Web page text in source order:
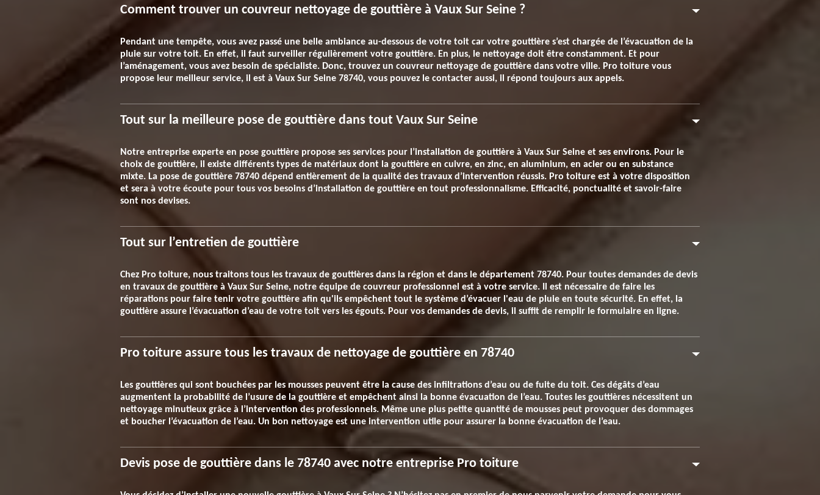
Comment trouver un couvreur nettoyage de gouttière à Vaux Sur Seine ?
Pendant une tempête, vous avez passé une belle ambiance au-dessous de votre toit car votre gouttière s’est chargée de l’évacuation de la
pluie sur votre toit. En effet, il faut surveiller régulièrement votre gouttière. En plus, le nettoyage doit être constamment. Et pour
l’aménagement, vous avez besoin de spécialiste. Donc, trouvez un couvreur nettoyage de gouttière dans votre ville. Pro toiture vous
propose leur meilleur service, il est à Vaux Sur Seine 78740, vous pouvez le contacter aussi, il répond toujours aux appels.
Tout sur la meilleure pose de gouttière dans tout Vaux Sur Seine
Notre entreprise experte en pose gouttière propose ses services pour l’installation de gouttière à Vaux Sur Seine et ses environs. Pour le
choix de gouttière, il existe différents types de matériaux dont la gouttière en cuivre, en zinc, en aluminium, en acier ou en substance
mixte. La pose de gouttière 78740 dépend entièrement de la qualité des travaux d’intervention réussis. Pro toiture est à votre disposition
et sera à votre écoute pour tous vos besoins d’installation de gouttière en tout professionnalisme. Efficacité, ponctualité et savoir-faire
sont nos devises.
Tout sur l’entretien de gouttière
Chez Pro toiture, nous traitons tous les travaux de gouttières dans la région et dans le département 78740. Pour toutes demandes de devis
en travaux de gouttière à Vaux Sur Seine, notre équipe de couvreur professionnel est à votre service. Il est nécessaire de faire les
réparations pour faire tenir votre gouttière afin qu'ils empêchent tout le système d’évacuer l'eau de pluie en toute sécurité. En effet, la
gouttière assure l’évacuation d’eau de votre toit vers les égouts. Pour vos demandes de devis, il suffit de remplir le formulaire en ligne.
Pro toiture assure tous les travaux de nettoyage de gouttière en 78740
Les gouttières qui sont bouchées par les mousses peuvent être la cause des infiltrations d’eau ou de fuite du toit. Ces dégâts d’eau
augmentent la probabilité de l’usure de la gouttière et empêchent ainsi la bonne évacuation de l’eau. Toutes les gouttières nécessitent un
nettoyage minutieux grâce à l’intervention des professionnels. Même une plus petite quantité de mousses peut provoquer des dommages
et boucher l’évacuation de l’eau. Un bon nettoyage est une intervention utile pour assurer la bonne évacuation de l’eau.
Devis pose de gouttière dans le 78740 avec notre entreprise Pro toiture